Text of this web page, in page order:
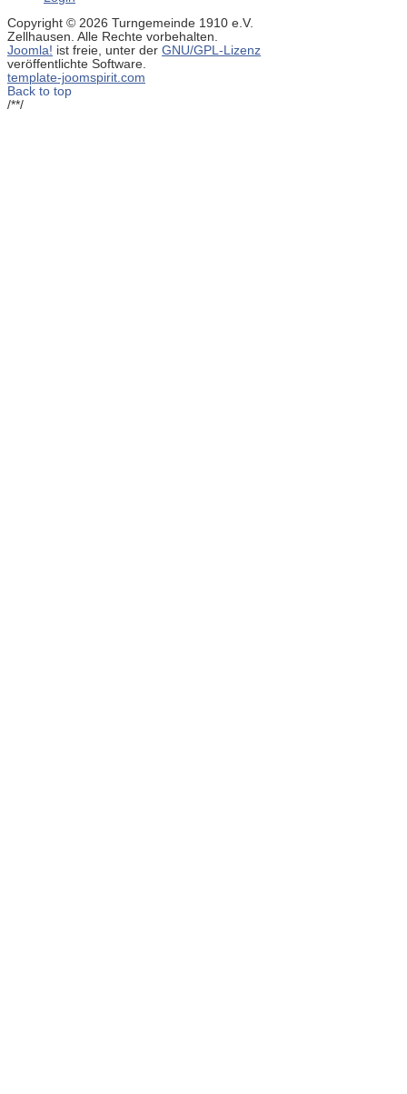
Copyright © 2026 Turngemeinde 1910 e.V.
Zellhausen. Alle Rechte vorbehalten.
Joomla! ist freie, unter der GNU/GPL-Lizenz
veröffentlichte Software.
template-joomspirit.com
Back to top
/**/